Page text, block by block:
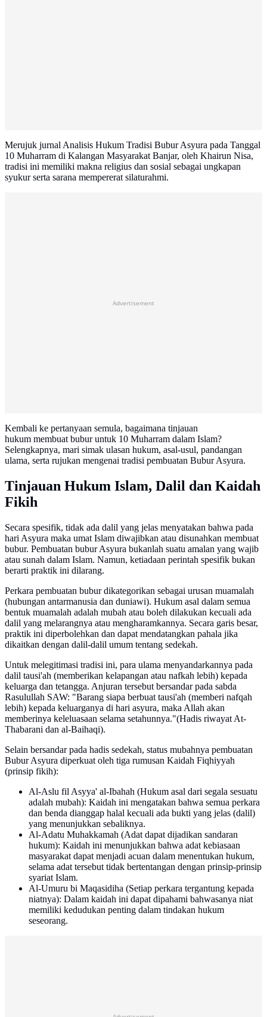
Merujuk jurnal Analisis Hukum Tradisi Bubur Asyura pada Tanggal
10 Muharram di Kalangan Masyarakat Banjar, oleh Khairun Nisa,
tradisi ini memiliki makna religius dan sosial sebagai ungkapan
syukur serta sarana mempererat silaturahmi.
Advertisement
Kembali ke pertanyaan semula, bagaimana tinjauan
hukum membuat bubur untuk 10 Muharram dalam Islam?
Selengkapnya, mari simak ulasan hukum, asal-usul, pandangan
ulama, serta rujukan mengenai tradisi pembuatan Bubur Asyura.
Tinjauan Hukum Islam, Dalil dan Kaidah
Fikih
Secara spesifik, tidak ada dalil yang jelas menyatakan bahwa pada
hari Asyura maka umat Islam diwajibkan atau disunahkan membuat
bubur. Pembuatan bubur Asyura bukanlah suatu amalan yang wajib
atau sunah dalam Islam. Namun, ketiadaan perintah spesifik bukan
berarti praktik ini dilarang.
Perkara pembuatan bubur dikategorikan sebagai urusan muamalah
(hubungan antarmanusia dan duniawi). Hukum asal dalam semua
bentuk muamalah adalah mubah atau boleh dilakukan kecuali ada
dalil yang melarangnya atau mengharamkannya. Secara garis besar,
praktik ini diperbolehkan dan dapat mendatangkan pahala jika
dikaitkan dengan dalil-dalil umum tentang sedekah.
Untuk melegitimasi tradisi ini, para ulama menyandarkannya pada
dalil tausi'ah (memberikan kelapangan atau nafkah lebih) kepada
keluarga dan tetangga. Anjuran tersebut bersandar pada sabda
Rasulullah SAW: "Barang siapa berbuat tausi'ah (memberi nafqah
lebih) kepada keluarganya di hari asyura, maka Allah akan
memberinya keleluasaan selama setahunnya."(Hadis riwayat At-
Thabarani dan al-Baihaqi).
Selain bersandar pada hadis sedekah, status mubahnya pembuatan
Bubur Asyura diperkuat oleh tiga rumusan Kaidah Fiqhiyyah
(prinsip fikih):
Al-Aslu fil Asyya' al-Ibahah (Hukum asal dari segala sesuatu
adalah mubah): Kaidah ini mengatakan bahwa semua perkara
dan benda dianggap halal kecuali ada bukti yang jelas (dalil)
yang menunjukkan sebaliknya.
Al-Adatu Muhakkamah (Adat dapat dijadikan sandaran
hukum): Kaidah ini menunjukkan bahwa adat kebiasaan
masyarakat dapat menjadi acuan dalam menentukan hukum,
selama adat tersebut tidak bertentangan dengan prinsip-prinsip
syariat Islam.
Al-Umuru bi Maqasidiha (Setiap perkara tergantung kepada
niatnya): Dalam kaidah ini dapat dipahami bahwasanya niat
memiliki kedudukan penting dalam tindakan hukum
seseorang.